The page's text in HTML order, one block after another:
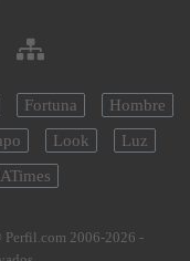
Fortuna
Hombre
Look
Luz
Perfil.com 2006-2026 -